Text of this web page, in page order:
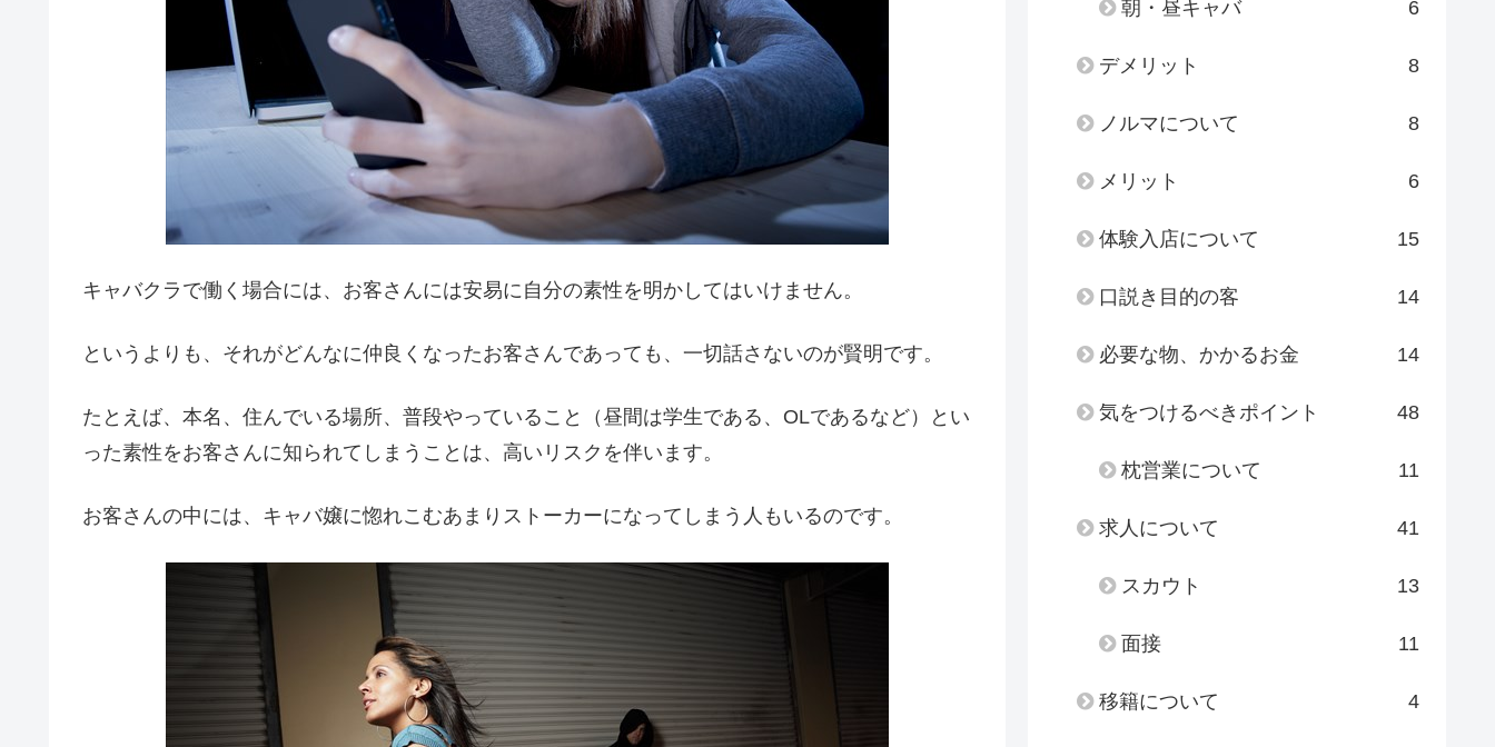
キャバクラで働く場合には、お客さんには安易に自分の素性を明かしてはいけません。
というよりも、それがどんなに仲良くなったお客さんであっても、一切話さないのが賢明です。
たとえば、本名、住んでいる場所、普段やっていること（昼間は学生である、OLであるなど）とい
った素性をお客さんに知られてしまうことは、高いリスクを伴います。
お客さんの中には、キャバ嬢に惚れこむあまりストーカーになってしまう人もいるのです。
朝・昼キャバ 6
デメリット 8
ノルマについて 8
メリット 6
体験入店について 15
口説き目的の客 14
必要な物、かかるお金 14
気をつけるべきポイント 48
枕営業について 11
求人について 41
スカウト 13
面接 11
移籍について 4